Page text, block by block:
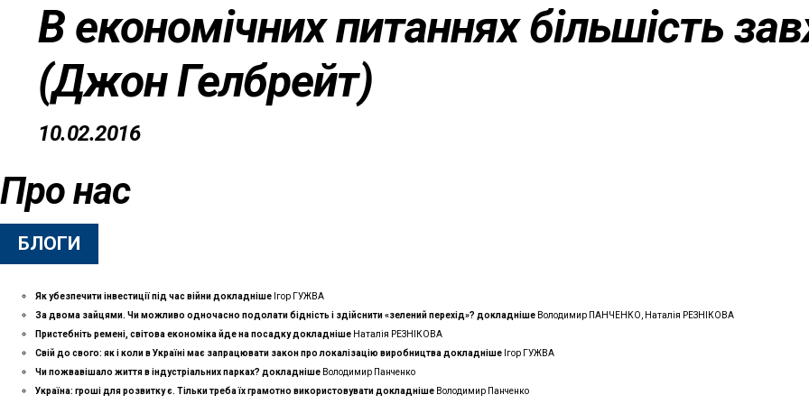
В економічних питаннях більшість
(Джон Гелбрейт)
10.02.2016
Про нас
БЛОГИ
Як убезпечити інвестиції під час війни докладнiше Ігор ГУЖВА
За двома зайцями. Чи можливо одночасно подолати бідність і здійснити «зелений перехід»? докладнiше Володимир ПАНЧЕНКО, Наталія РЕЗНІКОВА
Пристебніть ремені, світова економіка йде на посадкудокладнiше Наталія РЕЗНІКОВА
Свій до свого: як і коли в Україні має запрацювати закон про локалізацію виробництва докладнiше Ігор ГУЖВА
Чи пожвавішало життя в індустріальних парках? докладнiше Володимир Панченко
Україна: гроші для розвитку є. Тільки треба їх грамотно використовувати докладнiше Володимир Панченко